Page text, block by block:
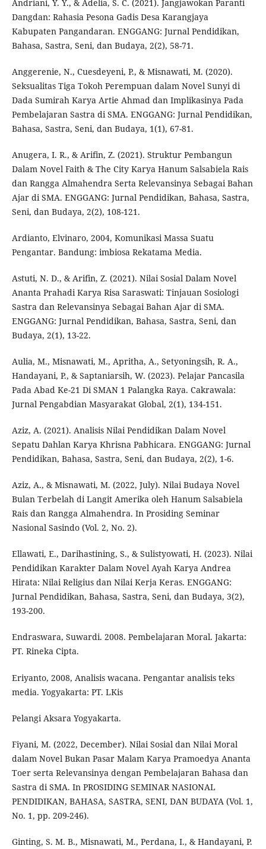
Andriani, Y. Y., & Adelia, S. C. (2021). Jangjawokan Paranti
Dangdan: Rahasia Pesona Gadis Desa Karangjaya
Kabupaten Pangandaran. ENGGANG: Jurnal Pendidikan,
Bahasa, Sastra, Seni, dan Budaya, 2(2), 58-71.
Anggerenie, N., Cuesdeyeni, P., & Misnawati, M. (2020).
Seksualitas Tiga Tokoh Perempuan dalam Novel Sunyi di
Dada Sumirah Karya Artie Ahmad dan Implikasinya Pada
Pembelajaran Sastra di SMA. ENGGANG: Jurnal Pendidikan,
Bahasa, Sastra, Seni, dan Budaya, 1(1), 67-81.
Anugera, I. R., & Arifin, Z. (2021). Struktur Pembangun
Dalam Novel Faith & The City Karya Hanum Salsabiela Rais
dan Rangga Almahendra Serta Relevansinya Sebagai Bahan
Ajar di SMA. ENGGANG: Jurnal Pendidikan, Bahasa, Sastra,
Seni, dan Budaya, 2(2), 108-121.
Ardianto, Elvinaro, 2004, Komunikasi Massa Suatu
Pengantar. Bandung: imbiosa Rekatama Media.
Astuti, N. D., & Arifin, Z. (2021). Nilai Sosial Dalam Novel
Ananta Prahadi Karya Risa Saraswati: Tinjauan Sosiologi
Sastra dan Relevansinya Sebagai Bahan Ajar di SMA.
ENGGANG: Jurnal Pendidikan, Bahasa, Sastra, Seni, dan
Budaya, 2(1), 13-22.
Aulia, M., Misnawati, M., Apritha, A., Setyoningsih, R. A.,
Handayani, P., & Saptaniarsih, W. (2023). Pelajar Pancasila
Pada Abad Ke-21 Di SMAN 1 Palangka Raya. Cakrawala:
Jurnal Pengabdian Masyarakat Global, 2(1), 134-151.
Aziz, A. (2021). Analisis Nilai Pendidikan Dalam Novel
Sepatu Dahlan Karya Khrisna Pabhicara. ENGGANG: Jurnal
Pendidikan, Bahasa, Sastra, Seni, dan Budaya, 2(2), 1-6.
Aziz, A., & Misnawati, M. (2022, July). Nilai Budaya Novel
Bulan Terbelah di Langit Amerika oleh Hanum Salsabiela
Rais dan Rangga Almahendra. In Prosiding Seminar
Nasional Sasindo (Vol. 2, No. 2).
Ellawati, E., Darihastining, S., & Sulistyowati, H. (2023). Nilai
Pendidikan Karakter Dalam Novel Ayah Karya Andrea
Hirata: Nilai Religius dan Nilai Kerja Keras. ENGGANG:
Jurnal Pendidikan, Bahasa, Sastra, Seni, dan Budaya, 3(2),
193-200.
Endraswara, Suwardi. 2008. Pembelajaran Moral. Jakarta:
PT. Rineka Cipta.
Eriyanto, 2008, Analisis wacana. Pengantar analisis teks
media. Yogyakarta: PT. LKis
Pelangi Aksara Yogyakarta.
Fiyani, M. (2022, December). Nilai Sosial dan Nilai Moral
dalam Novel Bukan Pasar Malam Karya Pramoedya Ananta
Toer serta Relevansinya dengan Pembelajaran Bahasa dan
Sastra di SMA. In PROSIDING SEMINAR NASIONAL
PENDIDIKAN, BAHASA, SASTRA, SENI, DAN BUDAYA (Vol. 1,
No. 1, pp. 209-246).
Ginting, S. M. B., Misnawati, M., Perdana, I., & Handayani, P.